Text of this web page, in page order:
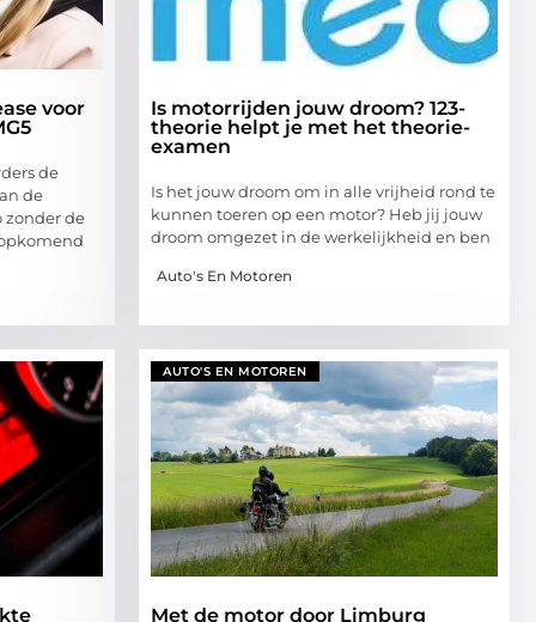
voor
de
de
zonder de
Is motorrijden jouw droom? 123-
theorie helpt je met het theorie-
examen
Is het jouw droom om in alle vrijheid rond te
kunnen toeren op een motor? Heb jij jouw
droom omgezet in de werkelijkheid en ben
Auto's En Motoren
AUTO'S EN MOTOREN
Met de motor door Limburg